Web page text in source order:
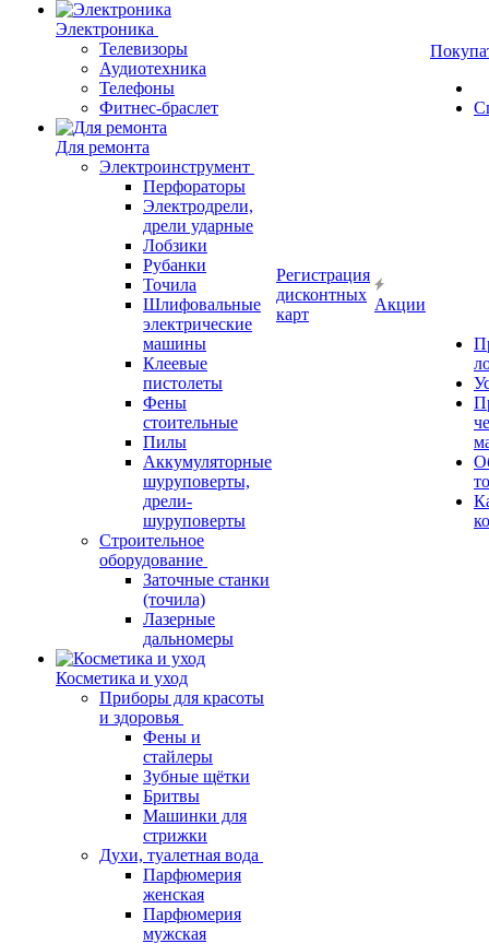
Электроника
Телевизоры
Аудиотехника
Телефоны
Фитнес-браслет
Для ремонта
Электроинструмент
Перфораторы
Электродрели,
дрели ударные
Лобзики
Рубанки
Точила
Шлифовальные
электрические
машины
Клеевые
пистолеты
Фены
стоительные
Пилы
Аккумуляторные
шуруповерты,
дрели-
шуруповерты
Строительное
оборудование
Заточные станки
(точила)
Лазерные
дальномеры
Косметика и уход
Приборы для красоты
и здоровья
Фены и
стайлеры
Зубные щётки
Бритвы
Машинки для
стрижки
Духи, туалетная вода
Парфюмерия
женская
Парфюмерия
мужская
Регистрация
дисконтных
карт
Акции